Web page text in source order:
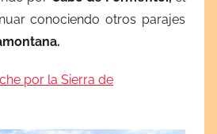
conociendo otros parajes
por la Sierra de